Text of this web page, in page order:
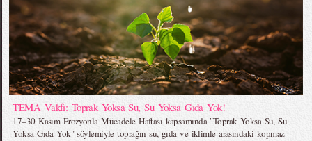
TEMA Vakfı: Toprak Yoksa Su, Su Yoksa Gıda Yok!
17–30 Kasım Erozyonla Mücadele Haftası kapsamında "Toprak Yoksa Su, Su
Yoksa Gıda Yok" söylemiyle toprağın su, gıda ve iklimle arasındaki kopmaz